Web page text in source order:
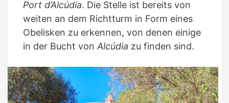
Port d’Alcúdia. Die Stelle ist bereits von
weiten an dem Richtturm in Form eines
Obelisken zu erkennen, von denen einige
in der Bucht von Alcúdia zu finden sind.